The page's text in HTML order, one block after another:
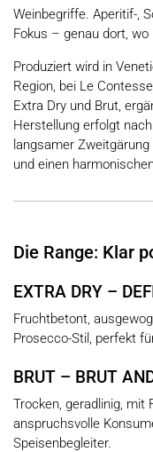
Weinbegriffe. Aperitif-,
Fokus – genau dort,
Produziert wird in
Region, bei Le
Extra Dry und Brut,
Herstellung erfolgt
langsamer
und einen
Die Range: Klar
EXTRA DRY –
Fruchtbetont,
Prosecco-Stil, perfekt
BRUT – BRUT
Trocken, geradlinig, mit
anspruchsvolle
Speisenbegleiter.